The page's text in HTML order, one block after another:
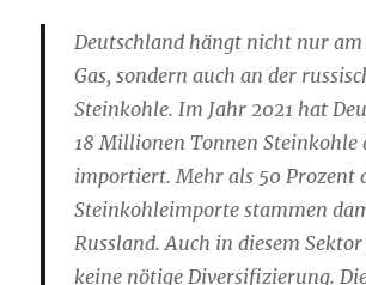
Deutschland hängt nicht nur am
Gas, sondern auch an der
Steinkohle. Im Jahr 2021 hat
18 Millionen Tonnen Steinkohle
importiert. Mehr als 50 Prozent
Steinkohleimporte stammen
Russland. Auch in diesem Sektor
keine nötige Diversifizierung.